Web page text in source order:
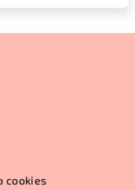
cookies